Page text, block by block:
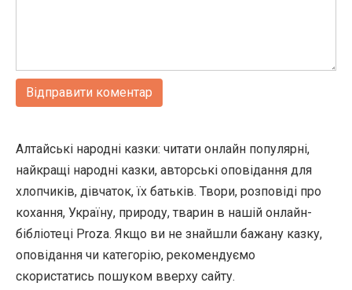
Алтайські народні казки: читати онлайн популярні,
найкращі народні казки, авторські оповідання для
хлопчиків, дівчаток, їх батьків. Твори, розповіді про
кохання, Україну, природу, тварин в нашій онлайн-
бібліотеці Proza. Якщо ви не знайшли бажану казку,
оповідання чи категорію, рекомендуємо
скористатись пошуком вверху сайту.